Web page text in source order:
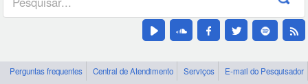
Perguntas frequentes Central de Atendimento Serviços
E-mail do Pesquisador